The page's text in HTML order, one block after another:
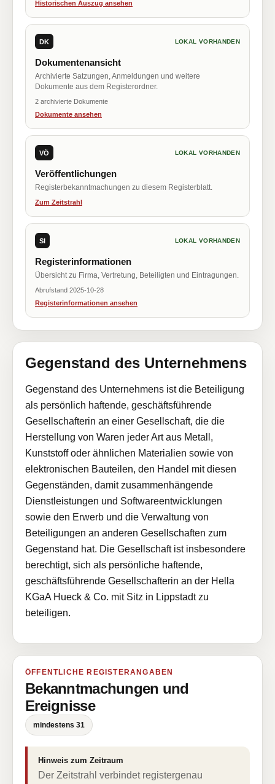
Historischen Auszug ansehen
DK LOKAL VORHANDEN
Dokumentenansicht
Archivierte Satzungen, Anmeldungen und weitere
Dokumente aus dem Registerordner.
2 archivierte Dokumente
Dokumente ansehen
VÖ LOKAL VORHANDEN
Veröffentlichungen
Registerbekanntmachungen zu diesem Registerblatt.
Zum Zeitstrahl
SI LOKAL VORHANDEN
Registerinformationen
Übersicht zu Firma, Vertretung, Beteiligten und Eintragungen.
Abrufstand 2025-10-28
Registerinformationen ansehen
Gegenstand des Unternehmens
Gegenstand des Unternehmens ist die Beteiligung
als persönlich haftende, geschäftsführende
Gesellschafterin an einer Gesellschaft, die die
Herstellung von Waren jeder Art aus Metall,
Kunststoff oder ähnlichen Materialien sowie von
elektronischen Bauteilen, den Handel mit diesen
Gegenständen, damit zusammenhängende
Dienstleistungen und Softwareentwicklungen
sowie den Erwerb und die Verwaltung von
Beteiligungen an anderen Gesellschaften zum
Gegenstand hat. Die Gesellschaft ist insbesondere
berechtigt, sich als persönliche haftende,
geschäftsführende Gesellschafterin an der Hella
KGaA Hueck & Co. mit Sitz in Lippstadt zu
beteiligen.
ÖFFENTLICHE REGISTERANGABEN
Bekanntmachungen und
Ereignisse
mindestens 31
Hinweis zum Zeitraum
Der Zeitstrahl verbindet registergenau